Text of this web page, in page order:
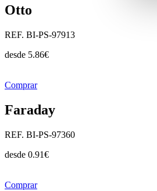
Otto
REF. BI-PS-97913
desde 5.86€
Comprar
Faraday
REF. BI-PS-97360
desde 0.91€
Comprar